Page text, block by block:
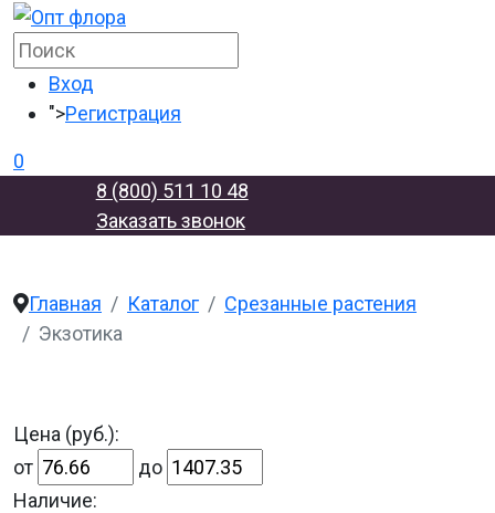
Вход
">Регистрация
0
8 (800) 511 10 48
Заказать звонок
Главная Каталог
Срезанные растения
Экзотика
Цена (руб.):
от
до
Наличие: